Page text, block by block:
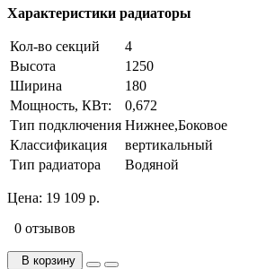
Характеристики радиаторы
Кол-во секций
4
Высота
1250
Ширина
180
Мощность, КВт:
0,672
Тип подключения Нижнее,Боковое
Классификация
вертикальный
Тип радиатора
Водяной
Цена: 19 109 р.
0 отзывов
В корзину